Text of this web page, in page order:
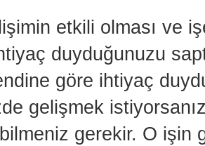
etkili olması ve
duyduğunuzu
göre ihtiyaç
gelişmek
gerekir. O işin